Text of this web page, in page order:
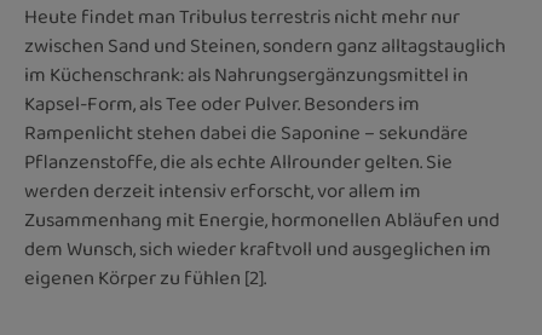
Heute findet man Tribulus terrestris nicht mehr nur
zwischen Sand und Steinen, sondern ganz alltagstauglich
im Küchenschrank: als Nahrungsergänzungsmittel in
Kapsel-Form, als Tee oder Pulver. Besonders im
Rampenlicht stehen dabei die Saponine – sekundäre
Pflanzenstoffe, die als echte Allrounder gelten. Sie
werden derzeit intensiv erforscht, vor allem im
Zusammenhang mit Energie, hormonellen Abläufen und
dem Wunsch, sich wieder kraftvoll und ausgeglichen im
eigenen Körper zu fühlen [2].